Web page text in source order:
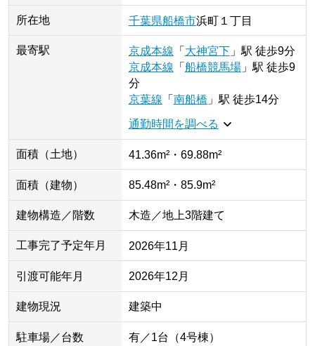
所在地 千葉県船橋市浜町１丁目
最寄駅 京成本線 「 大神宮下」 駅 徒歩9分
京成本線 「 船橋競馬場」 駅 徒歩9
分
京葉線 「 南船橋 」 駅 徒歩14分
通勤時間を調べる
面積（土地） 41.36m²・69.88m²
面積（建物） 85.48m²・85.9m²
建物構造／階数 木造／地上3階建て
工事完了予定年月 2026年11月
引渡可能年月 2026年12月
建物現況 建築中
駐車場／台数 有／1台（4号棟）